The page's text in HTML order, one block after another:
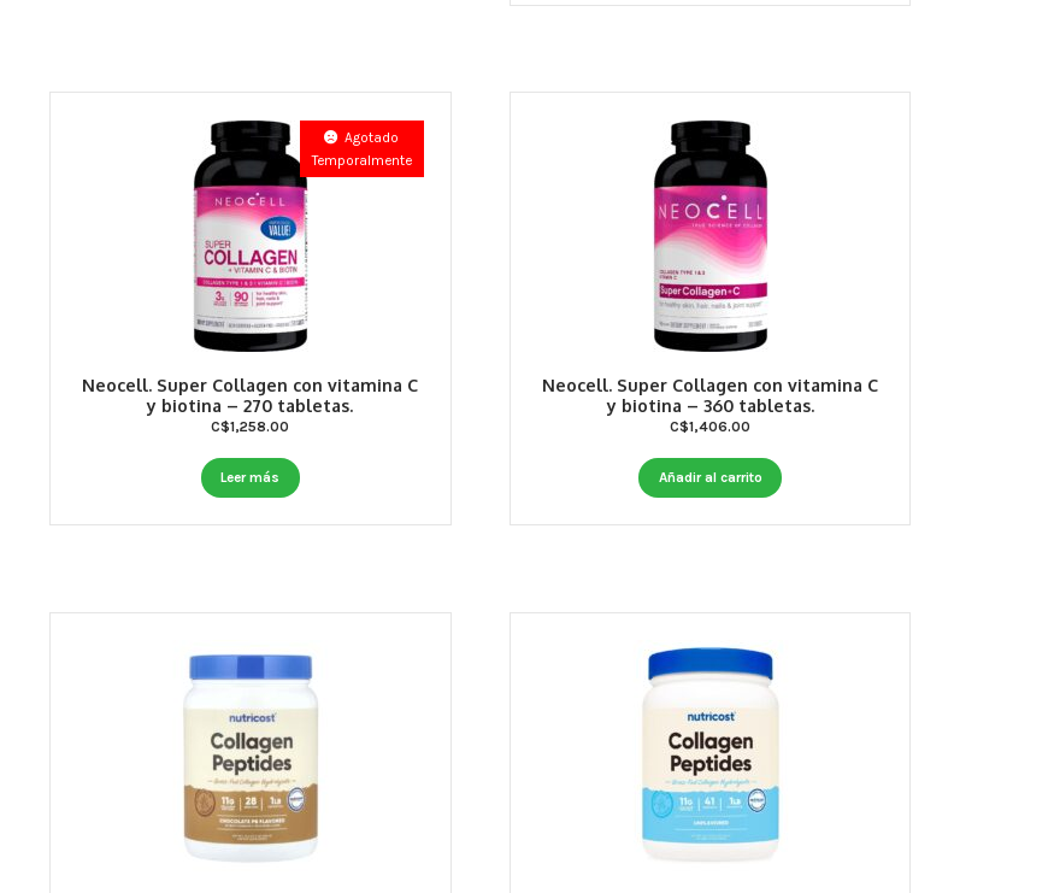
Neocell. Super Collagen con vitamina C
y biotina – 270 tabletas.
Agotado
Temporalmente
C$1,258.00
Leer más
Neocell. Super Collagen con vitamina C
y biotina – 360 tabletas.
C$1,406.00
Añadir al carrito